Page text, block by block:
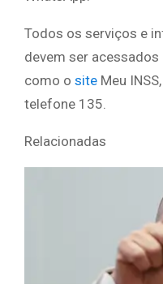
Todos os serviços e
devem ser
como o site Meu
telefone 135.
Relacionadas